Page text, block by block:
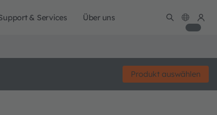
& Services Über uns
Produkt auswählen